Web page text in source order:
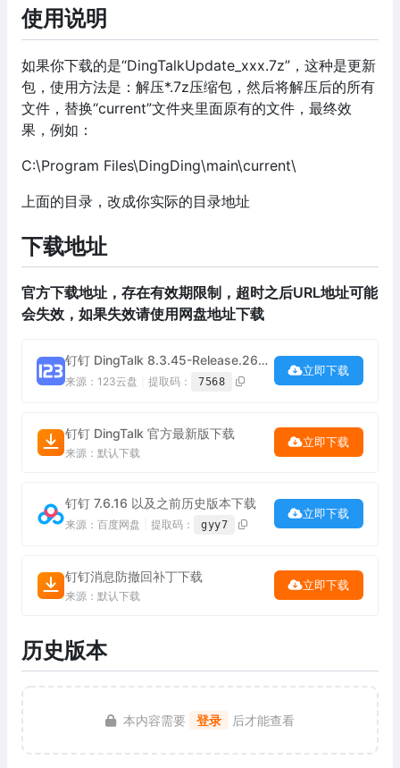
使用说明
如果你下载的是“DingTalkUpdate_xxx.7z”，这种是更新
包，使用方法是：解压*.7z压缩包，然后将解压后的所有
文件，替换“current”文件夹里面原有的文件，最终效
果，例如：
C:\Program Files\DingDing\main\current\
上面的目录，改成你实际的目录地址
下载地址
官方下载地址，存在有效期限制，超时之后URL地址可能
会失效，如果失效请使用网盘地址下载
钉钉 DingTalk 8.3.45-Release.260720005 网盘下载
来源：123云盘 提取码： 7568
立即下载
钉钉 DingTalk 官方最新版下载
来源：默认下载
立即下载
钉钉 7.6.16 以及之前历史版本下载
来源：百度网盘 提取码： gyy7
立即下载
钉钉消息防撤回补丁下载
来源：默认下载
立即下载
历史版本
本内容需要 登录 后才能查看